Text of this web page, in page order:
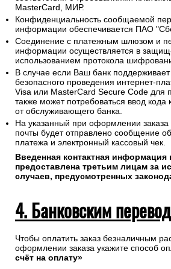
MasterCard, МИР.
Конфиденциальность сообщаемой
информации обеспечивается ПАО
Соединение с платежным шлюзом и
информации осуществляется в
использованием протокола
В случае если Ваш банк
безопасного проведения интернет-
Visa или MasterCard Secure Code для
также может потребоваться ввод
от обслуживающего банка.
На указанный при оформлении заказа
почты будет отправлено сообщение
платежа и электронный кассовый чек.
Введенная контактная информация
предоставлена третьим лицам за
случаев, предусмотренных
4. Банковским
Чтобы оплатить заказ безналичным
оформлении заказа укажите способ
счёт на оплату»